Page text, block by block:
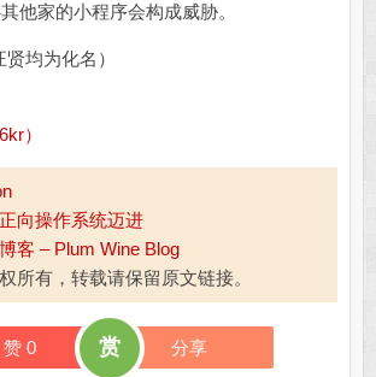
他家的小程序会构成威胁。
均为化名）
）
向操作系统迈进
客 – Plum Wine Blog
所有，转载请保留原文链接。
赞 0 赏 分享